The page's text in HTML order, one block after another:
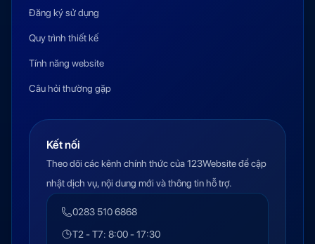
Đăng ký sử dụng
Quy trình thiết kế
Tính năng website
Câu hỏi thường gặp
Kết nối
Theo dõi các kênh chính thức của 123Website để cập
nhật dịch vụ, nội dung mới và thông tin hỗ trợ.
0283 510 6868
T2 - T7: 8:00 - 17:30